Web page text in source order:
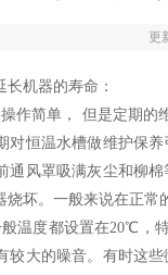
更
机器的寿命：
作简单， 但是定期的
对恒温水槽做维护保
通风罩吸满灰尘和柳
烧坏。一般来说在正常
温度都设置在20℃，
较大的噪音。有时这